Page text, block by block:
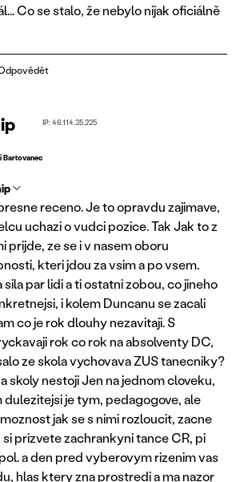
Co se stalo, že nebylo nijak oficiálně
Bartovanec
IP: 46.114.35.225
receno. Je to opravdu zajimave,
uchazi o vudci pozice. Tak Jak to z
prijde, ze se i v nasem oboru
kteri jdou za vsim a po vsem.
par lidi a ti ostatni zobou, co jineho
i kolem Duncanu se zacali
co je rok dlouhy nezavitaji. S
rok co rok na absolventy DC,
ze skola vychovava ZUS tanecniky?
skoly nestoji Jen na jednom cloveku,
je tym, pedagogove, ale
jak se s nimi rozloucit, zacne
si prizvete zachrankyni tance CR, pi
a den pred vyberovym rizenim vas
hlas ktery zna prostredi a ma nazor